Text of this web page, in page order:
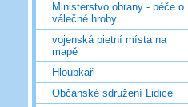
Ministerstvo obrany - péče o
válečné hroby
vojenská pietní místa na
mapě
Hloubkaři
Občanské sdružení Lidice